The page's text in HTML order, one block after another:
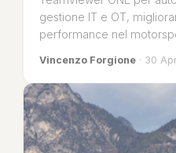
gestione IT e OT,
performance nel
Vincenzo Forgione · 30